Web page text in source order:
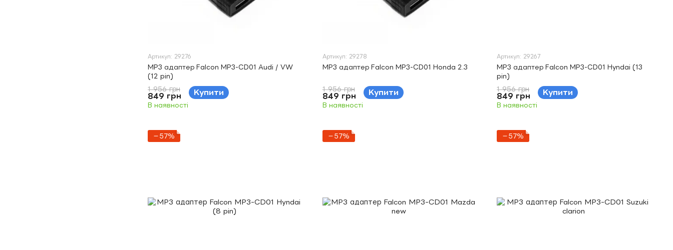
Артикул: 29276
MP3 адаптер Falcon MP3-CD01 Audi / VW
(12 pin)
1 956 грн
849 грн Купити
В наявності
Артикул: 29278
MP3 адаптер Falcon MP3-CD01 Honda 2.3
1 956 грн
849 грн Купити
В наявності
Артикул: 29267
MP3 адаптер Falcon MP3-CD01 Hyndai (13
pin)
1 956 грн
849 грн Купити
В наявності
−57% −57% −57%